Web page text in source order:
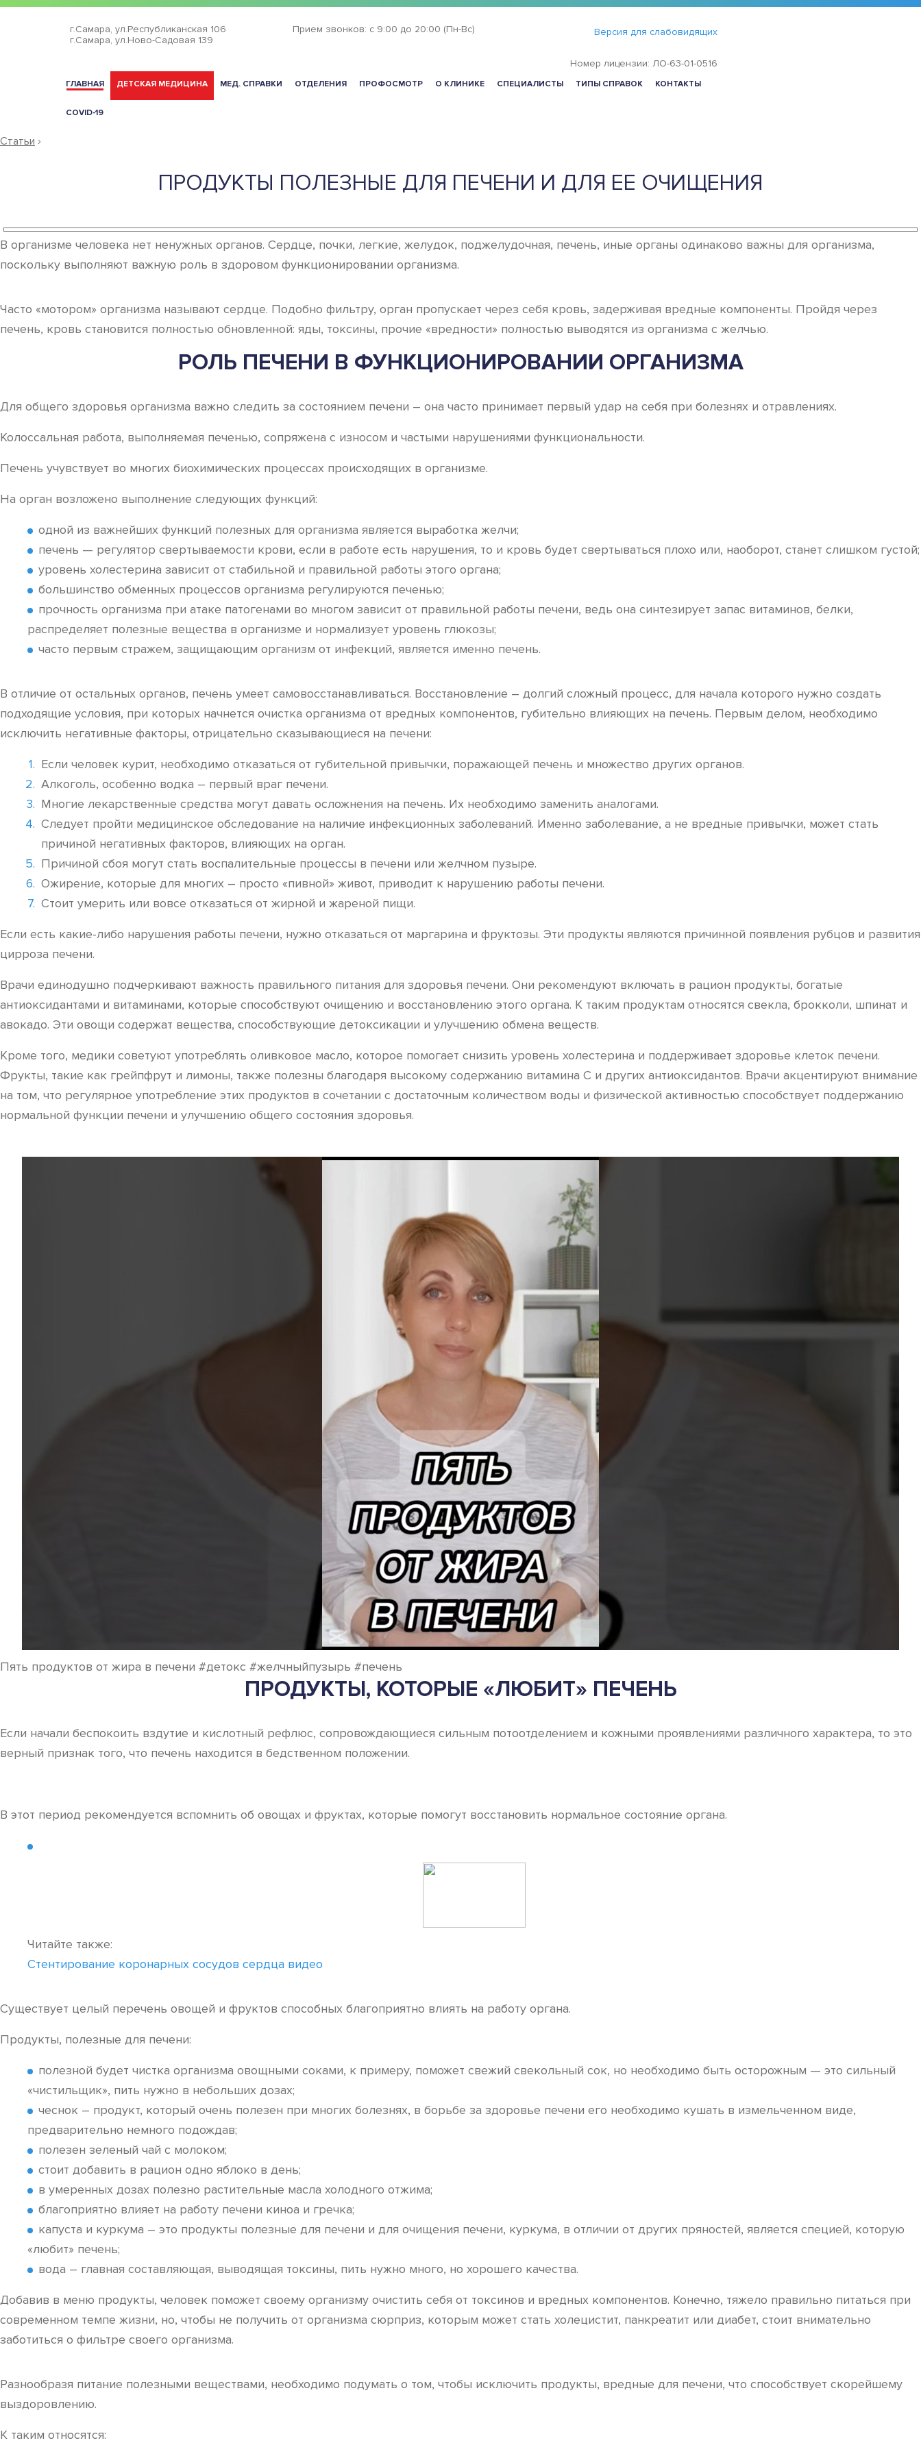
г.Самара, ул.Республиканская 106
г.Самара, ул.Ново-Садовая 139
Прием звонков: с 9:00 до 20:00 (Пн-Вс) Версия для слабовидящих
Номер лицензии: ЛО-63-01-0516
ГЛАВНАЯ ДЕТСКАЯ МЕДИЦИНА МЕД. СПРАВКИ ОТДЕЛЕНИЯ ПРОФОСМОТР О КЛИНИКЕ СПЕЦИАЛИСТЫ ТИПЫ СПРАВОК КОНТАКТЫ
COVID-19
Статьи ›
ПРОДУКТЫ ПОЛЕЗНЫЕ ДЛЯ ПЕЧЕНИ И ДЛЯ ЕЕ ОЧИЩЕНИЯ
В организме человека нет ненужных органов. Сердце, почки, легкие, желудок, поджелудочная, печень, иные органы одинаково важны для организма,
поскольку выполняют важную роль в здоровом функционировании организма.
Часто «мотором» организма называют сердце. Подобно фильтру, орган пропускает через себя кровь, задерживая вредные компоненты. Пройдя через
печень, кровь становится полностью обновленной: яды, токсины, прочие «вредности» полностью выводятся из организма с желчью.
РОЛЬ ПЕЧЕНИ В ФУНКЦИОНИРОВАНИИ ОРГАНИЗМА
Для общего здоровья организма важно следить за состоянием печени – она часто принимает первый удар на себя при болезнях и отравлениях.
Колоссальная работа, выполняемая печенью, сопряжена с износом и частыми нарушениями функциональности.
Печень учувствует во многих биохимических процессах происходящих в организме.
На орган возложено выполнение следующих функций:
одной из важнейших функций полезных для организма является выработка желчи;
печень — регулятор свертываемости крови, если в работе есть нарушения, то и кровь будет свертываться плохо или, наоборот, станет слишком густой;
уровень холестерина зависит от стабильной и правильной работы этого органа;
большинство обменных процессов организма регулируются печенью;
прочность организма при атаке патогенами во многом зависит от правильной работы печени, ведь она синтезирует запас витаминов, белки,
распределяет полезные вещества в организме и нормализует уровень глюкозы;
часто первым стражем, защищающим организм от инфекций, является именно печень.
В отличие от остальных органов, печень умеет самовосстанавливаться. Восстановление – долгий сложный процесс, для начала которого нужно создать
подходящие условия, при которых начнется очистка организма от вредных компонентов, губительно влияющих на печень. Первым делом, необходимо
исключить негативные факторы, отрицательно сказывающиеся на печени:
Если человек курит, необходимо отказаться от губительной привычки, поражающей печень и множество других органов.
Алкоголь, особенно водка – первый враг печени.
Многие лекарственные средства могут давать осложнения на печень. Их необходимо заменить аналогами.
Следует пройти медицинское обследование на наличие инфекционных заболеваний. Именно заболевание, а не вредные привычки, может стать
причиной негативных факторов, влияющих на орган.
Причиной сбоя могут стать воспалительные процессы в печени или желчном пузыре.
Ожирение, которые для многих – просто «пивной» живот, приводит к нарушению работы печени.
Стоит умерить или вовсе отказаться от жирной и жареной пищи.
Если есть какие-либо нарушения работы печени, нужно отказаться от маргарина и фруктозы. Эти продукты являются причинной появления рубцов и развития
цирроза печени.
Врачи единодушно подчеркивают важность правильного питания для здоровья печени. Они рекомендуют включать в рацион продукты, богатые
антиоксидантами и витаминами, которые способствуют очищению и восстановлению этого органа. К таким продуктам относятся свекла, брокколи, шпинат и
авокадо. Эти овощи содержат вещества, способствующие детоксикации и улучшению обмена веществ.
Кроме того, медики советуют употреблять оливковое масло, которое помогает снизить уровень холестерина и поддерживает здоровье клеток печени.
Фрукты, такие как грейпфрут и лимоны, также полезны благодаря высокому содержанию витамина C и других антиоксидантов. Врачи акцентируют внимание
на том, что регулярное употребление этих продуктов в сочетании с достаточным количеством воды и физической активностью способствует поддержанию
нормальной функции печени и улучшению общего состояния здоровья.
Пять продуктов от жира в печени #детокс #желчныйпузырь #печень
ПРОДУКТЫ, КОТОРЫЕ «ЛЮБИТ» ПЕЧЕНЬ
Если начали беспокоить вздутие и кислотный рефлюс, сопровождающиеся сильным потоотделением и кожными проявлениями различного характера, то это
верный признак того, что печень находится в бедственном положении.
В этот период рекомендуется вспомнить об овощах и фруктах, которые помогут восстановить нормальное состояние органа.
Читайте также:
Стентирование коронарных сосудов сердца видео
Существует целый перечень овощей и фруктов способных благоприятно влиять на работу органа.
Продукты, полезные для печени:
полезной будет чистка организма овощными соками, к примеру, поможет свежий свекольный сок, но необходимо быть осторожным — это сильный
«чистильщик», пить нужно в небольших дозах;
чеснок – продукт, который очень полезен при многих болезнях, в борьбе за здоровье печени его необходимо кушать в измельченном виде,
предварительно немного подождав;
полезен зеленый чай с молоком;
стоит добавить в рацион одно яблоко в день;
в умеренных дозах полезно растительные масла холодного отжима;
благоприятно влияет на работу печени киноа и гречка;
капуста и куркума – это продукты полезные для печени и для очищения печени, куркума, в отличии от других пряностей, является специей, которую
«любит» печень;
вода – главная составляющая, выводящая токсины, пить нужно много, но хорошего качества.
Добавив в меню продукты, человек поможет своему организму очистить себя от токсинов и вредных компонентов. Конечно, тяжело правильно питаться при
современном темпе жизни, но, чтобы не получить от организма сюрприз, которым может стать холецистит, панкреатит или диабет, стоит внимательно
заботиться о фильтре своего организма.
Разнообразя питание полезными веществами, необходимо подумать о том, чтобы исключить продукты, вредные для печени, что способствует скорейшему
выздоровлению.
К таким относятся: